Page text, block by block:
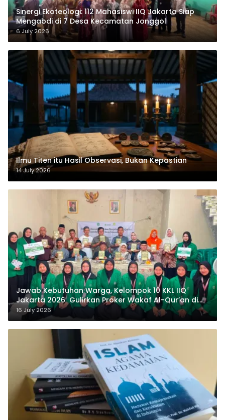
‎Sinergi Ekoteologi: 112 Mahasiswi IIQ Jakarta Siap
Mengabdi di 7 Desa Kecamatan Jonggol
6 July 2026
Ilmu Titen itu Hasil Observasi, Bukan Kepastian
14 July 2026
Jawab Kebutuhan Warga, Kelompok 10 KKL IIQ
Jakarta 2026 Gulirkan Proker Wakaf Al-Qur’an di
Sukamanah
16 July 2026